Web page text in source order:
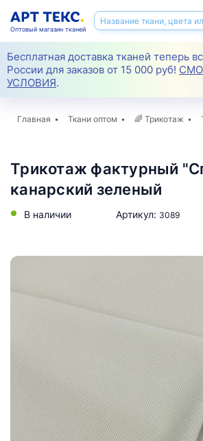
Бесплатная доставка тканей теперь
России для заказов от 15 000 руб!
УСЛОВИЯ.
Оптовый магазин тканей
Главная Ткани оптом 🌈 Трикотаж
Трикотаж фактурный
канарский зеленый
В наличии Артикул: 3089